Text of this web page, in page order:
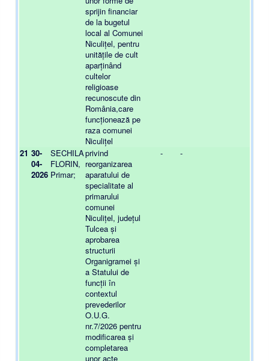
sprijin financiar
de la bugetul
local al Comunei
Niculițel, pentru
unitățile de cult
aparținând
cultelor
religioase
recunoscute din
România,care
funcționează pe
raza comunei
Niculițel
21 30-
04-
2026
SECHILA
FLORIN,
Primar;
privind
reorganizarea
aparatului de
specialitate al
primarului
comunei
Niculițel, județul
Tulcea și
aprobarea
structurii
Organigramei și
a Statului de
funcții în
contextul
prevederilor
O.U.G.
nr.7/2026 pentru
modificarea și
completarea
unor acte
- -